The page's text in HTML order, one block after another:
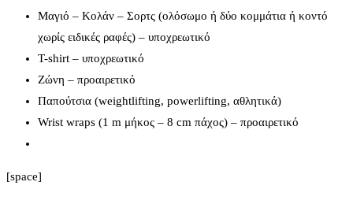
Μαγιό – Κολάν – Σορτς (ολόσωμο ή δύο κομμάτια ή κοντό
χωρίς ειδικές ραφές) – υποχρεωτικό
T-shirt – υποχρεωτικό
Ζώνη – προαιρετικό
Παπούτσια (weightlifting, powerlifting, αθλητικά)
Wrist wraps (1 m μήκος – 8 cm πάχος) – προαιρετικό
[space]